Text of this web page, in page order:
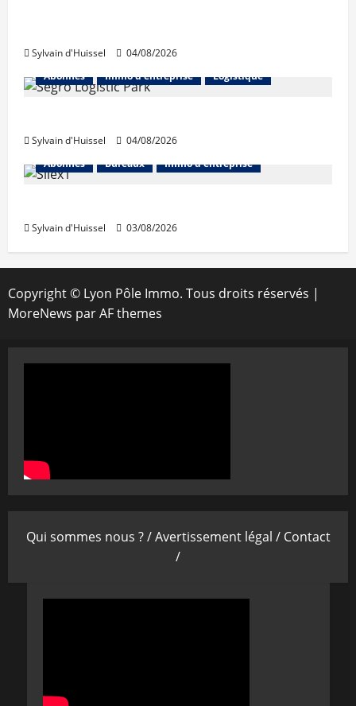
Sylvain d'Huissel
04/08/2026
Abonnés
Immo d'entreprise Logistique
Sylvain d'Huissel
04/08/2026
Abonnés
Bureaux Immo d'entreprise
Sylvain d'Huissel 03/08/2026
Copyright © Lyon Pôle Immo. Tous droits réservés |
MoreNews par AF themes
Qui sommes nous ? /Avertissement légal / Contact
/